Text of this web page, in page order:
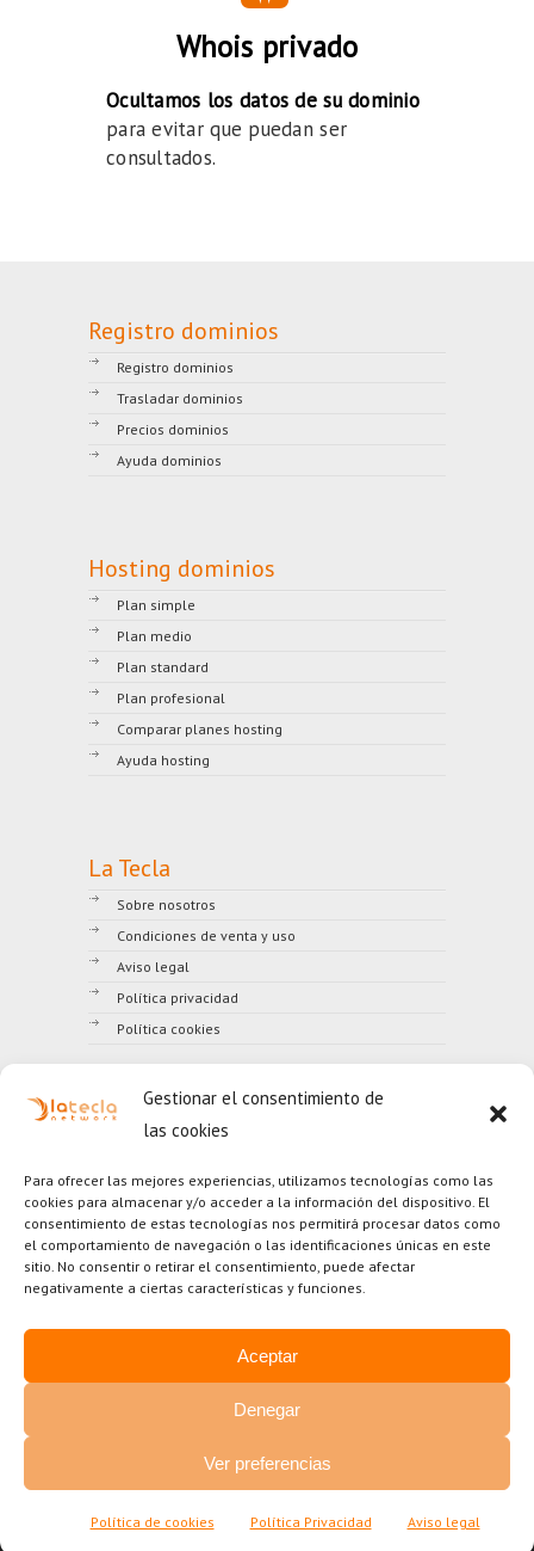
Gestionar el consentimiento de
las cookies
Para ofrecer las mejores experiencias, utilizamos tecnologías como las
cookies para almacenar y/o acceder a la información del dispositivo. El
consentimiento de estas tecnologías nos permitirá procesar datos como
el comportamiento de navegación o las identificaciones únicas en este
sitio. No consentir o retirar el consentimiento, puede afectar
negativamente a ciertas características y funciones.
Aceptar
Denegar
Ver preferencias
Política de cookies Política Privacidad Aviso legal
Whois privado
Ocultamos los datos de su dominio
para evitar que puedan ser
consultados.
Registro dominios
Registro dominios
Trasladar dominios
Precios dominios
Ayuda dominios
Hosting dominios
Plan simple
Plan medio
Plan standard
Plan profesional
Comparar planes hosting
Ayuda hosting
La Tecla
Sobre nosotros
Condiciones de venta y uso
Aviso legal
Política privacidad
Política cookies
LA TECLA NETWORK, SL
B43741420
(+34) 902 026 860
Contactar |Ayuda
Los precios refenciados en la web no incluyen el IVA.
Política privacidad |Aviso legal